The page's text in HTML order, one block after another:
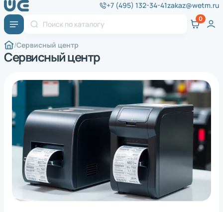
+7 (495) 132-34-41zakaz@wetm.ru
Сервисный центр
Сервисный центр